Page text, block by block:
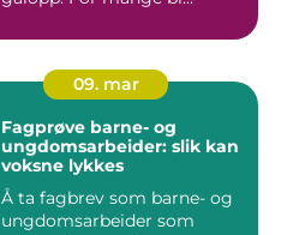
09. mar
Fagprøve barne- og
ungdomsarbeider: slik kan
voksne lykkes
Å ta fagbrev som barne- og
ungdomsarbeider som